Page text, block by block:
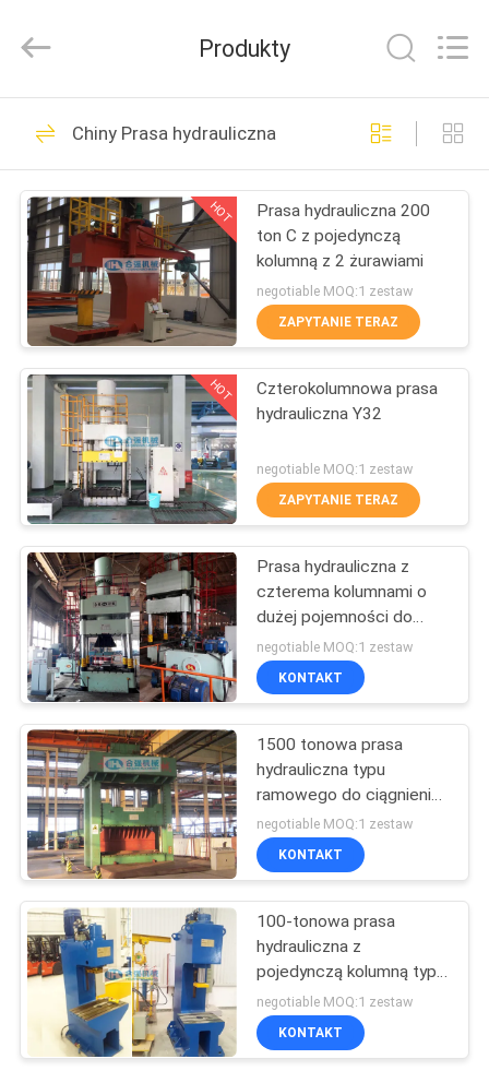
DOM
PRODUKTY
NAS
WYCIECZKA
PO
FABRYCE
KONTROLA
JAKOŚCI
SKONTAKTUJ
SIĘ
NAMI
POPROSIĆ
O
WYCENĘ
SITEMAP
PRIVACY
POLICY
Limited
All
Reserved.
Prasa do zestawów
kołowych
52
Maszyna do prasy
kołowej
26
Prasa do łożysk kół
32
Prasa hydrauliczna
14
Produkty
Chiny Prasa hydrauliczna
HOT
Prasa hydrauliczna 200
ton C z pojedynczą
kolumną z 2 żurawiami
negotiable MOQ:1 zestaw
ZAPYTANIE TERAZ
HOT
Czterokolumnowa prasa
hydrauliczna Y32
negotiable MOQ:1 zestaw
ZAPYTANIE TERAZ
Prasa hydrauliczna z
czterema kolumnami o
dużej pojemności do
rysowania blach
negotiable MOQ:1 zestaw
KONTAKT
1500 tonowa prasa
hydrauliczna typu
ramowego do ciągnienia
Prasa zaślepiająca
kołnierzowa
negotiable MOQ:1 zestaw
KONTAKT
100-tonowa prasa
hydrauliczna z
pojedynczą kolumną typu
C.
negotiable MOQ:1 zestaw
KONTAKT